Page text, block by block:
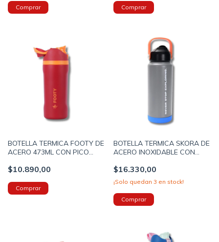
Comprar Comprar
BOTELLA TERMICA FOOTY DE
ACERO 473ML CON PICO
$10.890,00
BOTELLA TERMICA SKORA DE
ACERO INOXIDABLE CON
COLOR GRIS (41906B)
$16.330,00
¡Solo quedan 3 en stock!